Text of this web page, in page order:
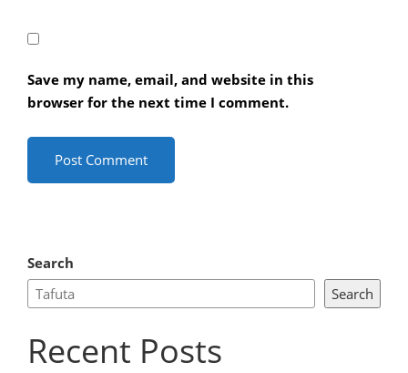
Save my name, email, and website in this
browser for the next time I comment.
Search
Search
Recent Posts